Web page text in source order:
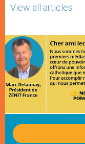
View all articles